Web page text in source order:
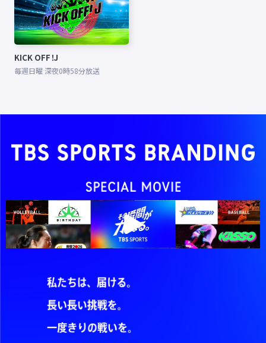
KICK OFF！J
毎週日曜 深夜0時58分放送